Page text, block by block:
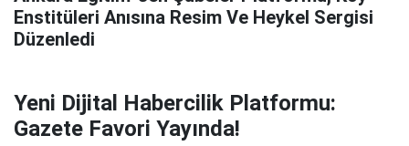
Enstitüleri Anısına Resim Ve Heykel Sergisi
Düzenledi
Yeni Dijital Habercilik Platformu:
Gazete Favori Yayında!